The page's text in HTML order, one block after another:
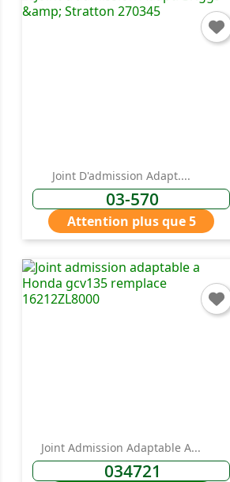
Joint D'admission Adapt....
03-570
Attention plus que 5
Joint Admission Adaptable A...
034721